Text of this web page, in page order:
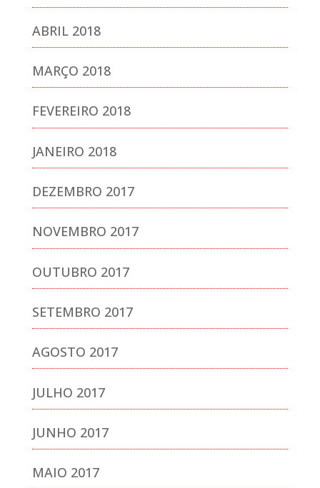
ABRIL 2018
MARÇO 2018
FEVEREIRO 2018
JANEIRO 2018
DEZEMBRO 2017
NOVEMBRO 2017
OUTUBRO 2017
SETEMBRO 2017
AGOSTO 2017
JULHO 2017
JUNHO 2017
MAIO 2017